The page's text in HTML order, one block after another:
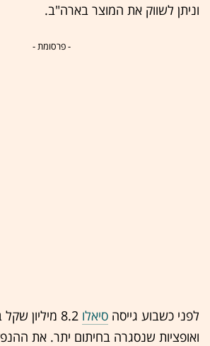
וניתן לשווק את המוצר בארה"ב.
- פרסומת -
לפני כשבוע גייסה סיאלו
8.2 מיליון
ואופציות שנסגרה בחיתום יתר. את